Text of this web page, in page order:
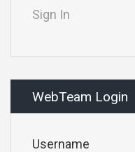
Sign In
WebTeam Login
Username